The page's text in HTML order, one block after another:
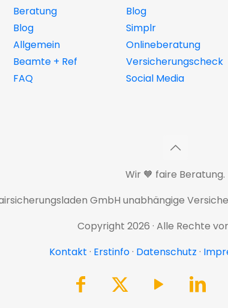
Beratung
Blog
Allgemein
Beamte + Ref
FAQ
Blog
Simplr
Onlineberatung
Versicherungscheck
Social Media
Wir 🧡 faire Beratung.
GmbH unabhängige
Copyright 2026 · Alle Rechte
Kontakt · Erstinfo· Datenschutz ·